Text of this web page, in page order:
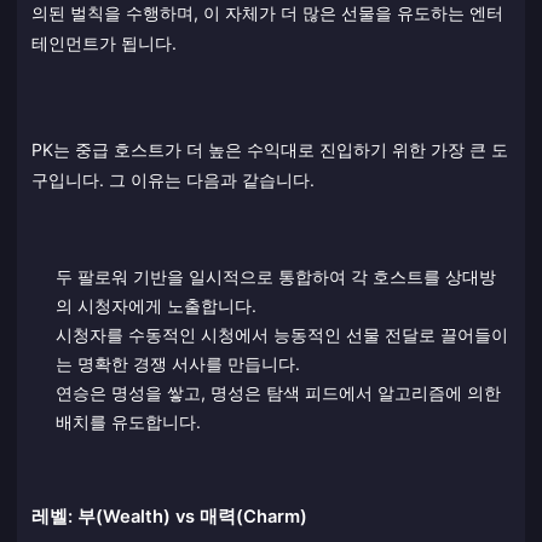
의된 벌칙을 수행하며, 이 자체가 더 많은 선물을 유도하는 엔터
테인먼트가 됩니다.
PK는 중급 호스트가 더 높은 수익대로 진입하기 위한 가장 큰 도
구입니다. 그 이유는 다음과 같습니다.
두 팔로워 기반을 일시적으로 통합하여 각 호스트를 상대방
의 시청자에게 노출합니다.
시청자를 수동적인 시청에서 능동적인 선물 전달로 끌어들이
는 명확한 경쟁 서사를 만듭니다.
연승은 명성을 쌓고, 명성은 탐색 피드에서 알고리즘에 의한
배치를 유도합니다.
레벨: 부(Wealth) vs 매력(Charm)